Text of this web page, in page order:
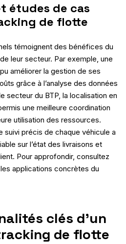
études de cas
de flotte
témoignent des bénéfices du
leur secteur. Par exemple, une
améliorer la gestion de ses
grâce à l’analyse des données
secteur du BTP, la localisation en
une meilleure coordination
utilisation des ressources.
suivi précis de chaque véhicule a
sur l’état des livraisons et
Pour approfondir, consultez
applications concrètes du
clés d’un
de flotte